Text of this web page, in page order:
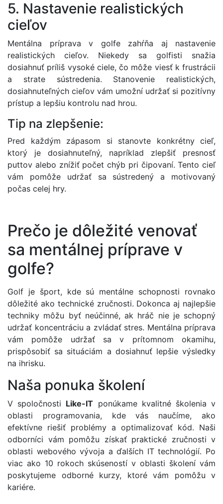
5. Nastavenie realistických
cieľov
Mentálna príprava v golfe zahŕňa aj nastavenie
realistických cieľov. Niekedy sa golfisti snažia
dosiahnuť príliš vysoké ciele, čo môže viesť k frustrácii
a strate sústredenia. Stanovenie realistických,
dosiahnuteľných cieľov vám umožní udržať si pozitívny
prístup a lepšiu kontrolu nad hrou.
Tip na zlepšenie:
Pred každým zápasom si stanovte konkrétny cieľ,
ktorý je dosiahnuteľný, napríklad zlepšiť presnosť
puttov alebo znížiť počet chýb pri čipovaní. Tento cieľ
vám pomôže udržať sa sústredený a motivovaný
počas celej hry.
Prečo je dôležité venovať
sa mentálnej príprave v
golfe?
Golf je šport, kde sú mentálne schopnosti rovnako
dôležité ako technické zručnosti. Dokonca aj najlepšie
techniky môžu byť neúčinné, ak hráč nie je schopný
udržať koncentráciu a zvládať stres. Mentálna príprava
vám pomôže udržať sa v prítomnom okamihu,
prispôsobiť sa situáciám a dosiahnuť lepšie výsledky
na ihrisku.
Naša ponuka školení
V spoločnosti Like-IT ponúkame kvalitné školenia v
oblasti programovania, kde vás naučíme, ako
efektívne riešiť problémy a optimalizovať kód. Naši
odborníci vám pomôžu získať praktické zručnosti v
oblasti webového vývoja a ďalších IT technológií. Po
viac ako 10 rokoch skúseností v oblasti školení vám
poskytujeme odborné kurzy, ktoré vám pomôžu v
kariére.